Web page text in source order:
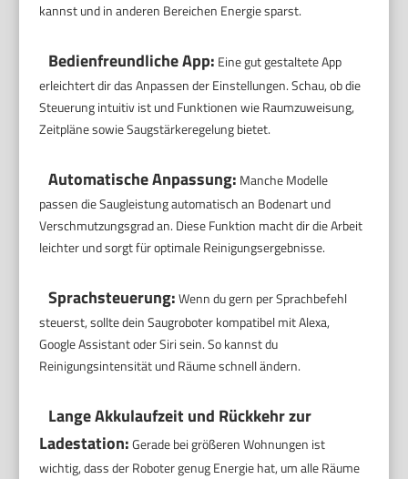
kannst und in anderen Bereichen Energie sparst.
Bedienfreundliche App: Eine gut gestaltete App
erleichtert dir das Anpassen der Einstellungen. Schau, ob die
Steuerung intuitiv ist und Funktionen wie Raumzuweisung,
Zeitpläne sowie Saugstärkeregelung bietet.
Automatische Anpassung: Manche Modelle
passen die Saugleistung automatisch an Bodenart und
Verschmutzungsgrad an. Diese Funktion macht dir die Arbeit
leichter und sorgt für optimale Reinigungsergebnisse.
Sprachsteuerung:Wenn du gern per Sprachbefehl
steuerst, sollte dein Saugroboter kompatibel mit Alexa,
Google Assistant oder Siri sein. So kannst du
Reinigungsintensität und Räume schnell ändern.
Lange Akkulaufzeit und Rückkehr zur
Ladestation:Gerade bei größeren Wohnungen ist
wichtig, dass der Roboter genug Energie hat, um alle Räume